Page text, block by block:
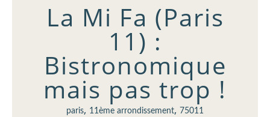
La Mi Fa (Paris
11) :
Bistronomique
mais pas trop !
paris, 11ème arrondissement, 75011